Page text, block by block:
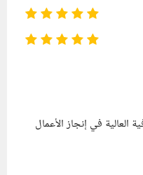
في إنجاز الأعمال